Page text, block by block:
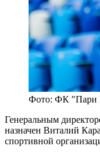
Фото: ФК
Генеральным
назначен Виталий
спортивной